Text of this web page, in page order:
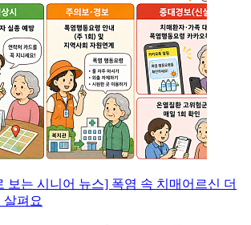
보는 시니어 뉴스] 폭염 속 치매어르신 더
살펴요